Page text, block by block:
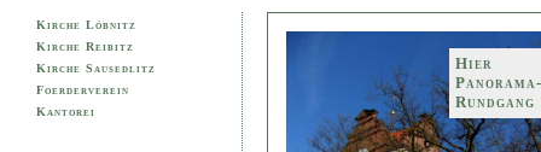
Kirche Löbnitz
Kirche Reibitz
Kirche Sausedlitz
Foerderverein
Kantorei
Hier
Panorama-
Rundgang